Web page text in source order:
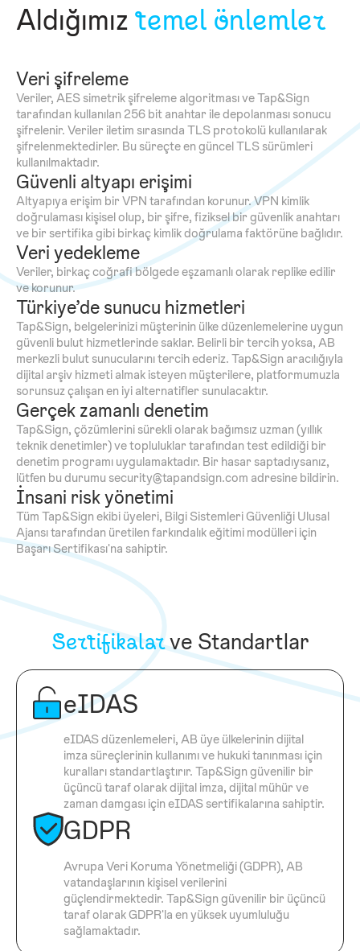
Aldığımıztemel önlemler
Veri şifreleme
Veriler, AES simetrik şifreleme algoritması ve Tap&Sign
tarafından kullanılan 256 bit anahtar ile depolanması sonucu
şifrelenir. Veriler iletim sırasında TLS protokolü kullanılarak
şifrelenmektedirler. Bu süreçte en güncel TLS sürümleri
kullanılmaktadır.
Güvenli altyapı erişimi
Altyapıya erişim bir VPN tarafından korunur. VPN kimlik
doğrulaması kişisel olup, bir şifre, fiziksel bir güvenlik anahtarı
ve bir sertifika gibi birkaç kimlik doğrulama faktörüne bağlıdır.
Veri yedekleme
Veriler, birkaç coğrafi bölgede eşzamanlı olarak replike edilir
ve korunur.
Türkiye’de sunucu hizmetleri
Tap&Sign, belgelerinizi müşterinin ülke düzenlemelerine uygun
güvenli bulut hizmetlerinde saklar. Belirli bir tercih yoksa, AB
merkezli bulut sunucularını tercih ederiz. Tap&Sign aracılığıyla
dijital arşiv hizmeti almak isteyen müşterilere, platformumuzla
sorunsuz çalışan en iyi alternatifler sunulacaktır.
Gerçek zamanlı denetim
Tap&Sign, çözümlerini sürekli olarak bağımsız uzman (yıllık
teknik denetimler) ve topluluklar tarafından test edildiği bir
denetim programı uygulamaktadır. Bir hasar saptadıysanız,
lütfen bu durumu security@tapandsign.com adresine bildirin.
İnsani risk yönetimi
Tüm Tap&Sign ekibi üyeleri, Bilgi Sistemleri Güvenliği Ulusal
Ajansı tarafından üretilen farkındalık eğitimi modülleri için
Başarı Sertifikası'na sahiptir.
Sertifikalarve Standartlar
eIDAS
eIDAS düzenlemeleri, AB üye ülkelerinin dijital
imza süreçlerinin kullanımı ve hukuki tanınması için
kuralları standartlaştırır. Tap&Sign güvenilir bir
üçüncü taraf olarak dijital imza, dijital mühür ve
zaman damgası için eIDAS sertifikalarına sahiptir.
GDPR
Avrupa Veri Koruma Yönetmeliği (GDPR), AB
vatandaşlarının kişisel verilerini
güçlendirmektedir. Tap&Sign güvenilir bir üçüncü
taraf olarak GDPR'la en yüksek uyumluluğu
sağlamaktadır.